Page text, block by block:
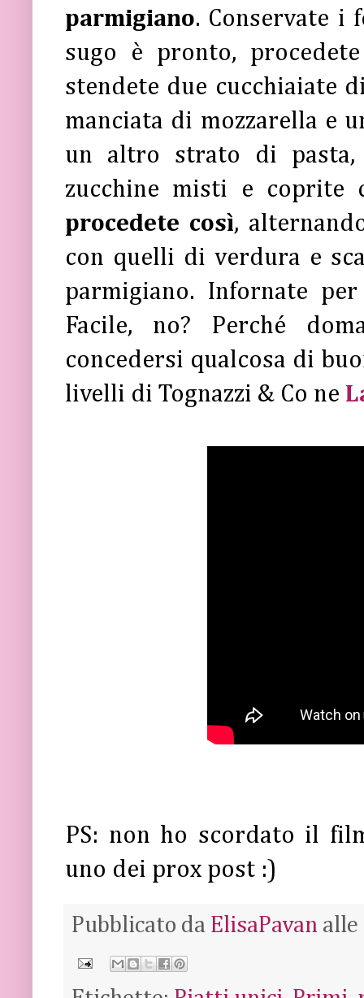
parmigiano. Conservate i
sugo è pronto,
stendete due cucchiaiate
manciata di mozzarella e
un altro strato di
zucchine misti e coprite
procedete così,
con quelli di verdura e
parmigiano. Infornate
Facile, no? Perché
concedersi qualcosa di
livelli di Tognazzi & Co ne
PS: non ho scordato il
uno dei prox post :)
Pubblicato da ElisaPavan alle